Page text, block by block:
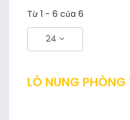
Từ 1 - 6 của 6
24
LÒ NUNG